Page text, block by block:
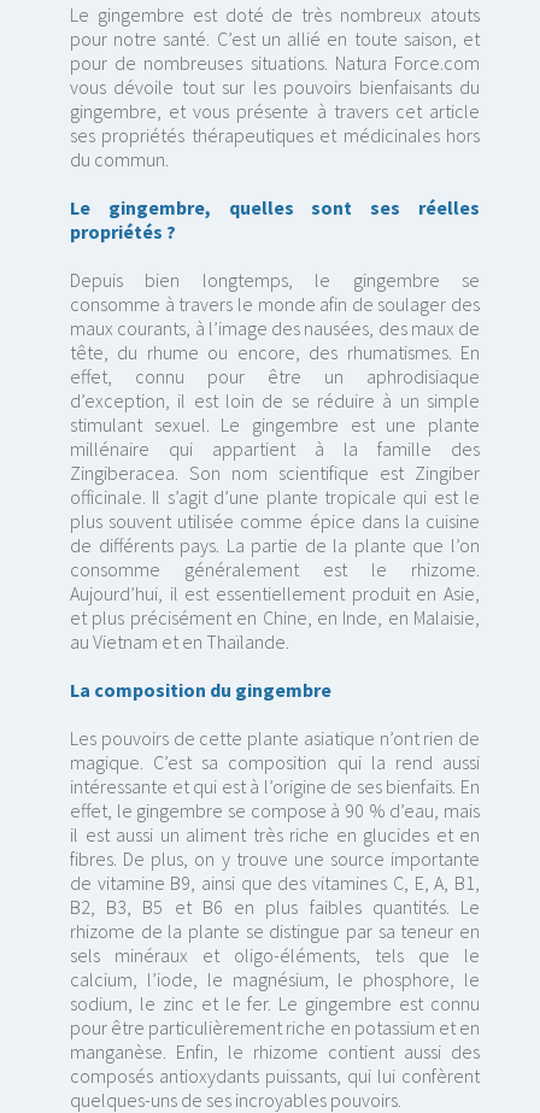
Le gingembre est doté de très nombreux atouts
pour notre santé. C’est un allié en toute saison, et
pour de nombreuses situations. Natura Force.com
vous dévoile tout sur les pouvoirs bienfaisants du
gingembre, et vous présente à travers cet article
ses propriétés thérapeutiques et médicinales hors
du commun.
Le gingembre, quelles sont ses réelles
propriétés ?
Depuis bien longtemps, le gingembre se
consomme à travers le monde afin de soulager des
maux courants, à l’image des nausées, des maux de
tête, du rhume ou encore, des rhumatismes. En
effet, connu pour être un aphrodisiaque
d’exception, il est loin de se réduire à un simple
stimulant sexuel. Le gingembre est une plante
millénaire qui appartient à la famille des
Zingiberacea. Son nom scientifique est Zingiber
officinale. Il s’agit d’une plante tropicale qui est le
plus souvent utilisée comme épice dans la cuisine
de différents pays. La partie de la plante que l’on
consomme généralement est le rhizome.
Aujourd’hui, il est essentiellement produit en Asie,
et plus précisément en Chine, en Inde, en Malaisie,
au Vietnam et en Thaïlande.
La composition du gingembre
Les pouvoirs de cette plante asiatique n’ont rien de
magique. C’est sa composition qui la rend aussi
intéressante et qui est à l’origine de ses bienfaits. En
effet, le gingembre se compose à 90 % d’eau, mais
il est aussi un aliment très riche en glucides et en
fibres. De plus, on y trouve une source importante
de vitamine B9, ainsi que des vitamines C, E, A, B1,
B2, B3, B5 et B6 en plus faibles quantités. Le
rhizome de la plante se distingue par sa teneur en
sels minéraux et oligo-éléments, tels que le
calcium, l’iode, le magnésium, le phosphore, le
sodium, le zinc et le fer. Le gingembre est connu
pour être particulièrement riche en potassium et en
manganèse. Enfin, le rhizome contient aussi des
composés antioxydants puissants, qui lui confèrent
quelques-uns de ses incroyables pouvoirs.